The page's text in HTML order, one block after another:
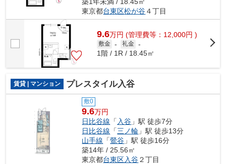
築1年未満 / 18.45㎡
東京都台東区松が谷４丁目
9.6万円 (管理費等：12,000円 )
敷金 - 礼金 -
1階 / 1R / 18.45㎡
賃貸 | マンション プレスタイル入谷
敷0
9.6万円
日比谷線 「 入谷 」駅 徒歩7分
日比谷線 「三ノ輪 」駅 徒歩13分
山手線 「鶯谷 」駅 徒歩16分
築14年 / 25.56㎡
東京都台東区入谷２丁目